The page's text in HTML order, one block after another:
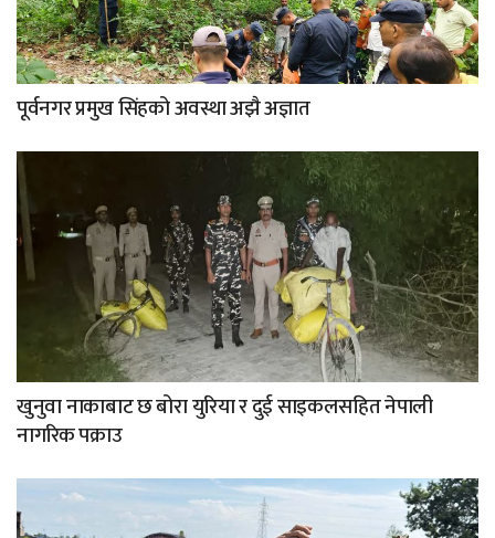
पूर्वनगर प्रमुख सिंहको अवस्था अझै अज्ञात
खुनुवा नाकाबाट छ बोरा युरिया र दुई साइकलसहित नेपाली
नागरिक पक्राउ